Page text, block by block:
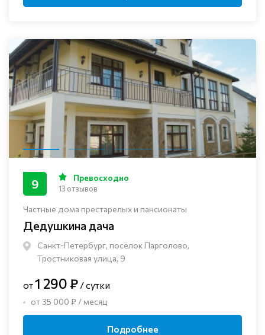
Частные дома престарелых и пансионаты
Дедушкина дача
Санкт-Петербург, посёлок Парголово,
Тростниковая улица, 9
9 Превосходно
13 отзывов
от1 290 ₽ / сутки
от 35 000 ₽ / месяц
Подробнее